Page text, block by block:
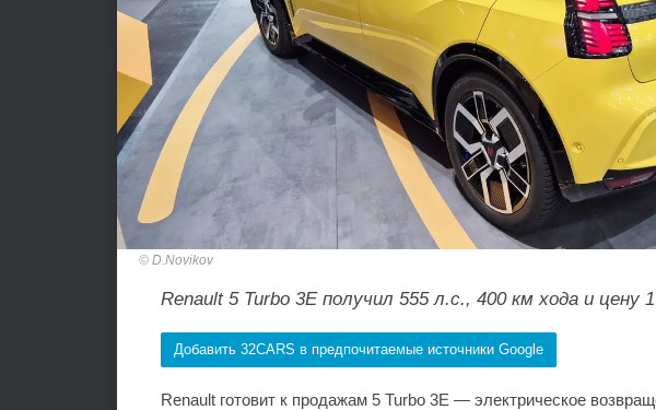
D.Novikov
Renault 5 Turbo 3E получил 555 л.с., 400 км хода и цену
Добавить 32CARS в предпочитаемые источники Google
Renault готовит к продажам 5 Turbo 3E — электрическое